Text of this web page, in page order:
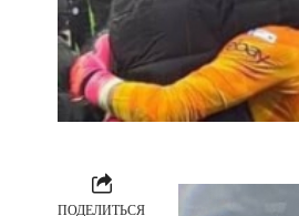
ПОДЕЛИТЬСЯ